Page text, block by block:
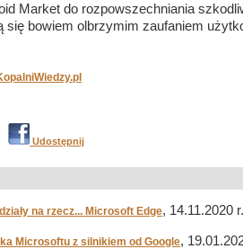
Market do rozpowszechniania
się bowiem olbrzymim zaufaniem
Udostępnij
na rzecz... Microsoft Edge, 14.11.2020 r.
Microsoftu z silnikiem od Google,